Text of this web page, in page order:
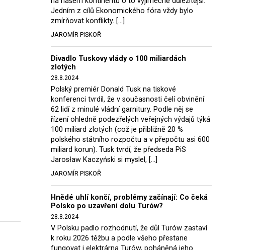
Jedním z cílů Ekonomického fóra vždy bylo
zmírňovat konflikty. […]
JAROMÍR PISKOŘ
Divadlo Tuskovy vlády o 100 miliardách
zlotých
28.8.2024
Polský premiér Donald Tusk na tiskové
konferenci tvrdil, že v současnosti čelí obvinění
62 lidí z minulé vládní garnitury. Podle něj se
řízení ohledně podezřelých veřejných výdajů týká
100 miliard zlotých (což je přibližně 20 %
polského státního rozpočtu a v přepočtu asi 600
miliard korun). Tusk tvrdí, že předseda PiS
Jarosław Kaczyński si myslel, […]
JAROMÍR PISKOŘ
Hnědé uhlí končí, problémy začínají: Co čeká
Polsko po uzavření dolu Turów?
28.8.2024
V Polsku padlo rozhodnutí, že důl Turów zastaví
k roku 2026 těžbu a podle všeho přestane
fungovat i elektrárna Turów, poháněná jeho